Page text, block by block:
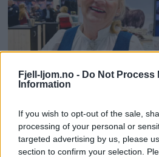
Fjell-ljom.no - Do Not Process
Information
If you wish to opt-out of the sale,
processing of your personal or
targeted advertising by us, please
section to confirm your selection.
matmesse